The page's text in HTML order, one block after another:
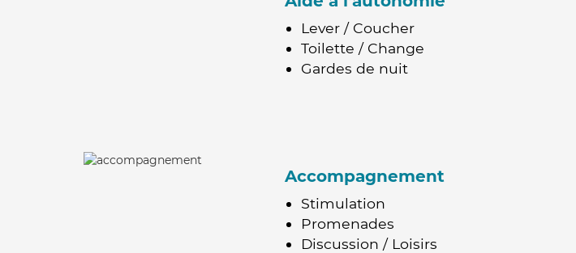
Lever / Coucher
Toilette / Change
Gardes de nuit
Accompagnement
Stimulation
Promenades
Discussion / Loisirs